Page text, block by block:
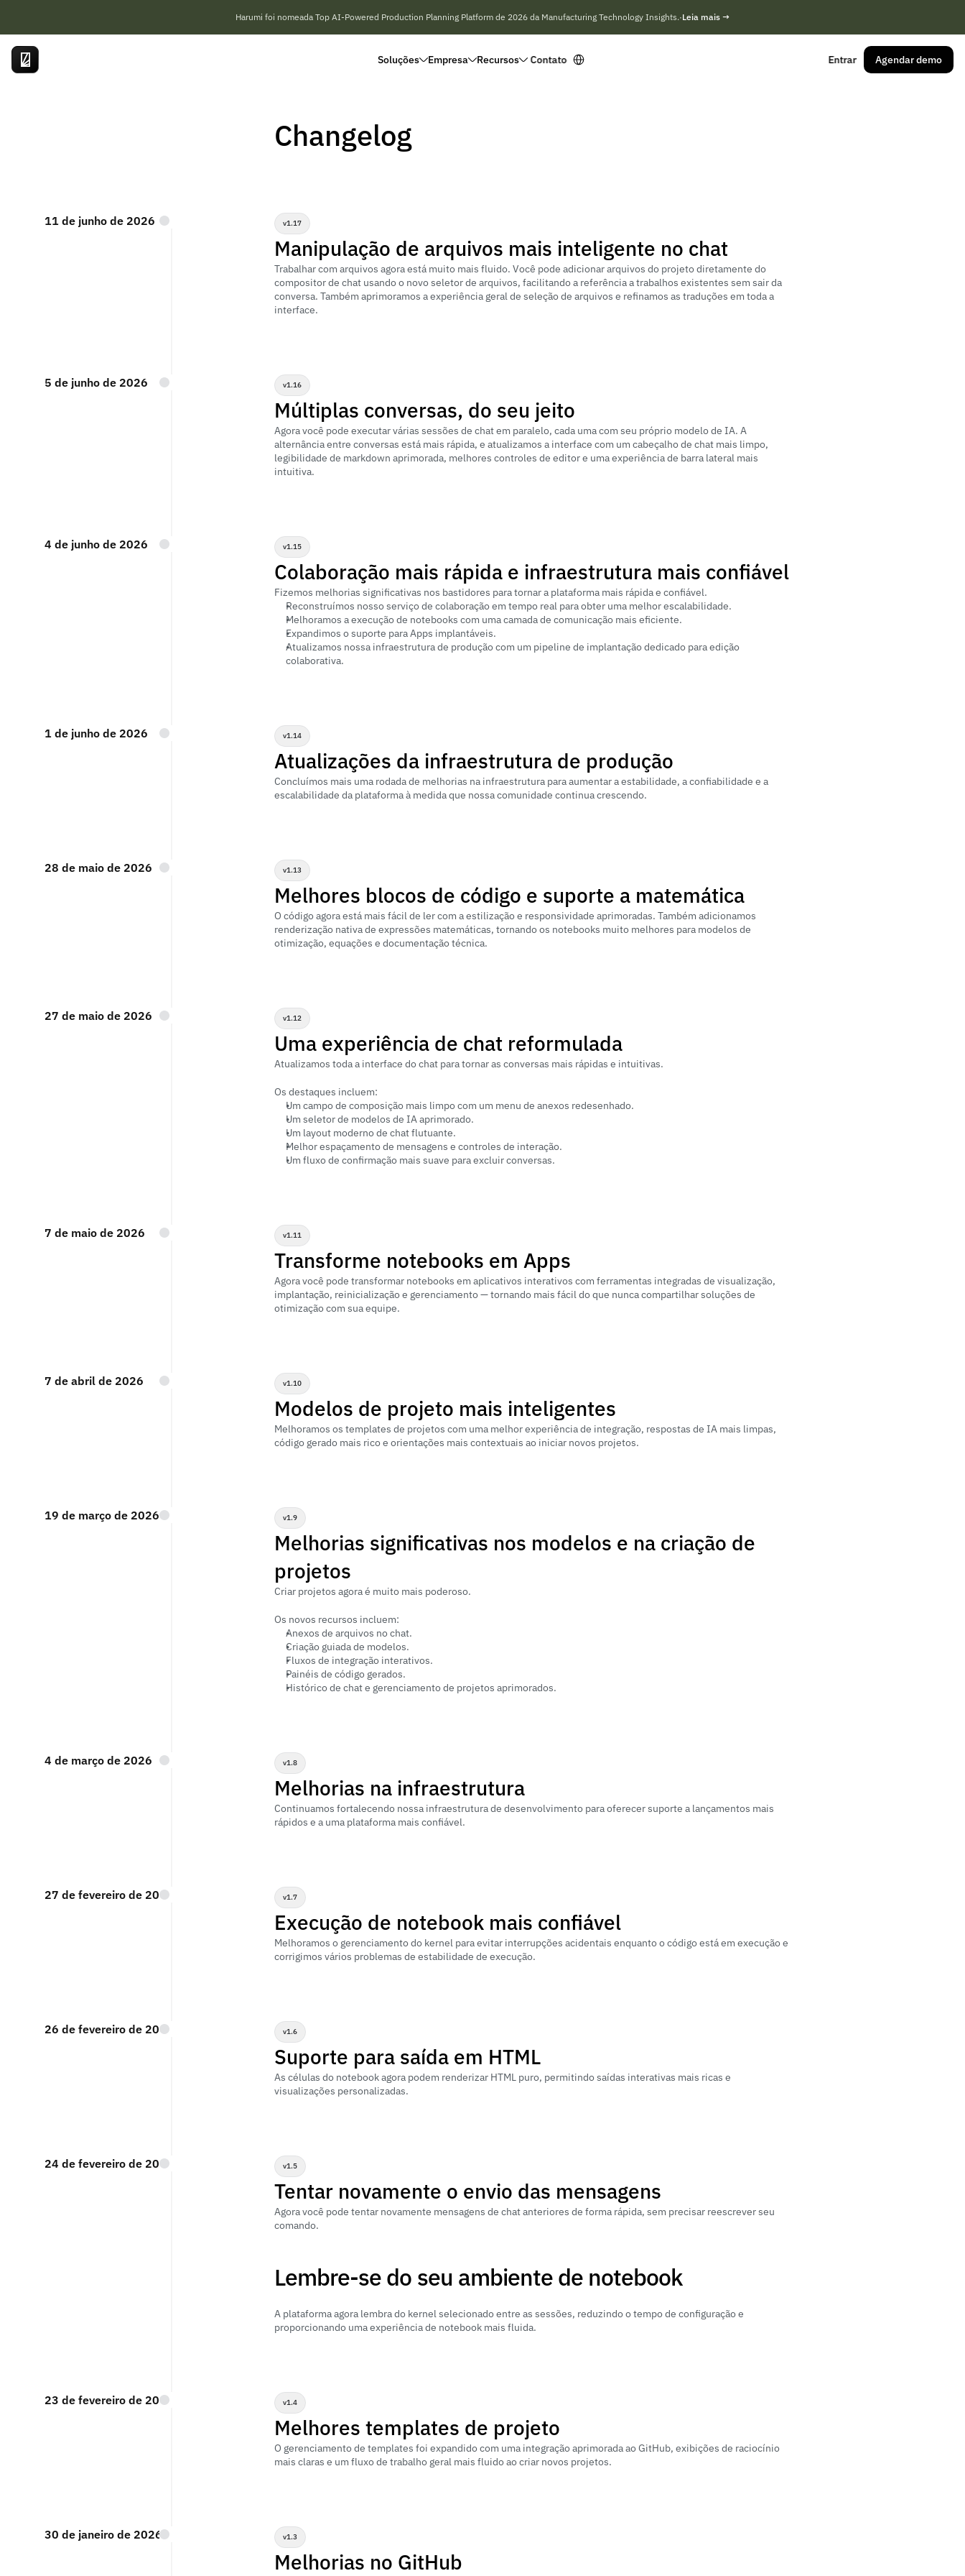
Harumi foi nomeada Top AI-Powered Production Planning Platform de 2026 da Manufacturing Technology Insights.·Leia mais →
Soluções Empresa Recursos Contato Entrar Agendardemo
Changelog
11 de junho de 2026 v1.17
Manipulação de arquivos mais inteligente no chat
Trabalhar com arquivos agora está muito mais fluido. Você pode adicionar arquivos do projeto diretamente do
compositor de chat usando o novo seletor de arquivos, facilitando a referência a trabalhos existentes sem sair da
conversa. Também aprimoramos a experiência geral de seleção de arquivos e refinamos as traduções em toda a
interface.
5 de junho de 2026 v1.16
Múltiplas conversas, do seu jeito
Agora você pode executar várias sessões de chat em paralelo, cada uma com seu próprio modelo de IA. A
alternância entre conversas está mais rápida, e atualizamos a interface com um cabeçalho de chat mais limpo,
legibilidade de markdown aprimorada, melhores controles de editor e uma experiência de barra lateral mais
intuitiva.
4 de junho de 2026 v1.15
Colaboração mais rápida e infraestrutura mais confiável
Fizemos melhorias significativas nos bastidores para tornar a plataforma mais rápida e confiável.
Reconstruímos nosso serviço de colaboração em tempo real para obter uma melhor escalabilidade.
Melhoramos a execução de notebooks com uma camada de comunicação mais eficiente.
Expandimos o suporte para Apps implantáveis.
Atualizamos nossa infraestrutura de produção com um pipeline de implantação dedicado para edição
colaborativa.
1 de junho de 2026 v1.14
Atualizações da infraestrutura de produção
Concluímos mais uma rodada de melhorias na infraestrutura para aumentar a estabilidade, a confiabilidade e a
escalabilidade da plataforma à medida que nossa comunidade continua crescendo.
28 de maio de 2026 v1.13
Melhores blocos de código e suporte a matemática
O código agora está mais fácil de ler com a estilização e responsividade aprimoradas. Também adicionamos
renderização nativa de expressões matemáticas, tornando os notebooks muito melhores para modelos de
otimização, equações e documentação técnica.
27 de maio de 2026 v1.12
Uma experiência de chat reformulada
Atualizamos toda a interface do chat para tornar as conversas mais rápidas e intuitivas.
Os destaques incluem:
Um campo de composição mais limpo com um menu de anexos redesenhado.
Um seletor de modelos de IA aprimorado.
Um layout moderno de chat flutuante.
Melhor espaçamento de mensagens e controles de interação.
Um fluxo de confirmação mais suave para excluir conversas.
7 de maio de 2026 v1.11
Transforme notebooks em Apps
Agora você pode transformar notebooks em aplicativos interativos com ferramentas integradas de visualização,
implantação, reinicialização e gerenciamento — tornando mais fácil do que nunca compartilhar soluções de
otimização com sua equipe.
7 de abril de 2026 v1.10
Modelos de projeto mais inteligentes
Melhoramos os templates de projetos com uma melhor experiência de integração, respostas de IA mais limpas,
código gerado mais rico e orientações mais contextuais ao iniciar novos projetos.
19 de março de 2026 v1.9
Melhorias significativas nos modelos e na criação de
projetos
Criar projetos agora é muito mais poderoso.
Os novos recursos incluem:
Anexos de arquivos no chat.
Criação guiada de modelos.
Fluxos de integração interativos.
Painéis de código gerados.
Histórico de chat e gerenciamento de projetos aprimorados.
4 de março de 2026 v1.8
Melhorias na infraestrutura
Continuamos fortalecendo nossa infraestrutura de desenvolvimento para oferecer suporte a lançamentos mais
rápidos e a uma plataforma mais confiável.
27 de fevereiro de 2026 v1.7
Execução de notebook mais confiável
Melhoramos o gerenciamento do kernel para evitar interrupções acidentais enquanto o código está em execução e
corrigimos vários problemas de estabilidade de execução.
26 de fevereiro de 2026 v1.6
Suporte para saída em HTML
As células do notebook agora podem renderizar HTML puro, permitindo saídas interativas mais ricas e
visualizações personalizadas.
24 de fevereiro de 2026 v1.5
Tentar novamente o envio das mensagens
Agora você pode tentar novamente mensagens de chat anteriores de forma rápida, sem precisar reescrever seu
comando.
Lembre-se do seu ambiente de notebook
A plataforma agora lembra do kernel selecionado entre as sessões, reduzindo o tempo de configuração e
proporcionando uma experiência de notebook mais fluida.
23 de fevereiro de 2026 v1.4
Melhores templates de projeto
O gerenciamento de templates foi expandido com uma integração aprimorada ao GitHub, exibições de raciocínio
mais claras e um fluxo de trabalho geral mais fluido ao criar novos projetos.
30 de janeiro de 2026 v1.3
Melhorias no GitHub